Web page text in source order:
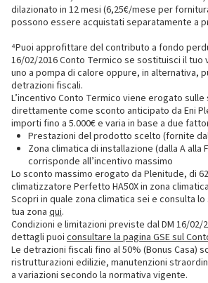
dilazionato in 12 mesi (6,25€/mese per
possono essere acquistati separatamente a
⁴Puoi approfittare del contributo a fondo
16/02/2016 Conto Termico se sostituisci il tuo
uno a pompa di calore oppure, in alternativa,
detrazioni fiscali.
L’incentivo Conto Termico viene erogato
direttamente come sconto anticipato da Eni
importi fino a 5.000€ e varia in base a due
Prestazioni del prodotto scelto (fornite
Zona climatica di installazione (dalla A alla
corrisponde all’incentivo massimo
Lo sconto massimo erogato da Plenitude, di
climatizzatore Perfetto HA50X in zona
Scopri in quale zona climatica sei e consulta
tua zona qui.
Condizioni e limitazioni previste dal DM 16/02/
dettagli puoi consultare la pagina GSE sul
Le detrazioni fiscali fino al 50% (Bonus Casa)
ristrutturazioni edilizie, manutenzioni
a variazioni secondo la normativa vigente.